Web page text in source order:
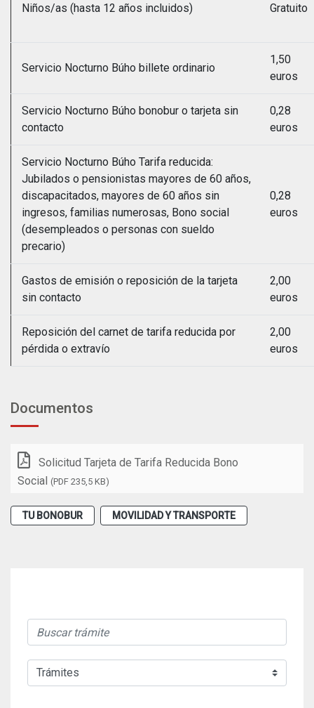
Niños/as (hasta 12 años incluidos) Gratuito
Servicio Nocturno Búho billete ordinario
1,50
euros
Servicio Nocturno Búho bonobur o tarjeta sin
contacto
0,28
euros
Servicio Nocturno Búho Tarifa reducida:
Jubilados o pensionistas mayores de 60 años,
discapacitados, mayores de 60 años sin
ingresos, familias numerosas, Bono social
(desempleados o personas con sueldo
precario)
0,28
euros
Gastos de emisión o reposición de la tarjeta
sin contacto
2,00
euros
Reposición del carnet de tarifa reducida por
pérdida o extravío
2,00
euros
Documentos
Solicitud Tarjeta de Tarifa Reducida Bono
Social (PDF 235,5 KB)
TU BONOBUR MOVILIDAD Y TRANSPORTE